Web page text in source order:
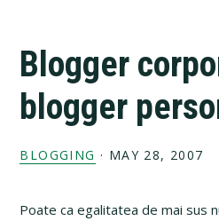
Blogger
blogger
BLOGGING · MAY 28, 2007
Poate ca egalitatea de mai sus